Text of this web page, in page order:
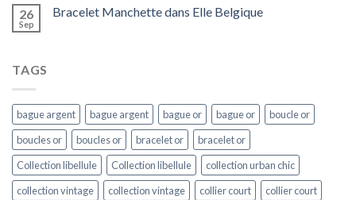
26
Sep
Bracelet Manchette dans Elle Belgique
TAGS
bague argent bague argent bague or bague or
boucle or
boucles or
boucles or bracelet or
bracelet or
Collection libellule
Collection libellule
collection urban chic
collection vintage
collection vintage collier court
collier court